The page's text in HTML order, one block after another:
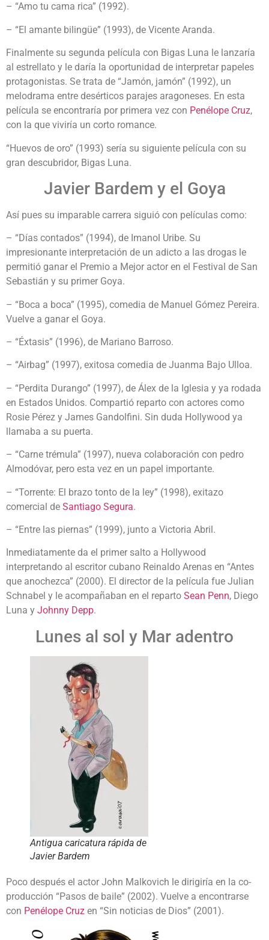
– “Amo tu cama rica” (1992).
– “El amante bilingüe” (1993), de Vicente Aranda.
Finalmente su segunda película con Bigas Luna le lanzaría
al estrellato y le daría la oportunidad de interpretar papeles
protagonistas. Se trata de “Jamón, jamón” (1992), un
melodrama entre desérticos parajes aragoneses. En esta
película se encontraría por primera vez con Penélope Cruz,
con la que viviría un corto romance.
“Huevos de oro” (1993) sería su siguiente película con su
gran descubridor, Bigas Luna.
Javier Bardem y el Goya
Así pues su imparable carrera siguió con películas como:
– “Días contados” (1994), de Imanol Uribe. Su
impresionante interpretación de un adicto a las drogas le
permitió ganar el Premio a Mejor actor en el Festival de San
Sebastián y su primer Goya.
– “Boca a boca” (1995), comedia de Manuel Gómez Pereira.
Vuelve a ganar el Goya.
– “Éxtasis” (1996), de Mariano Barroso.
– “Airbag” (1997), exitosa comedia de Juanma Bajo Ulloa.
– “Perdita Durango” (1997), de Álex de la Iglesia y ya rodada
en Estados Unidos. Compartió reparto con actores como
Rosie Pérez y James Gandolfini. Sin duda Hollywood ya
llamaba a su puerta.
– “Carne trémula” (1997), nueva colaboración con pedro
Almodóvar, pero esta vez en un papel importante.
– “Torrente: El brazo tonto de la ley” (1998), exitazo
comercial de Santiago Segura.
– “Entre las piernas” (1999), junto a Victoria Abril.
Inmediatamente da el primer salto a Hollywood
interpretando al escritor cubano Reinaldo Arenas en “Antes
que anochezca” (2000). El director de la película fue Julian
Schnabel y le acompañaban en el reparto Sean Penn, Diego
Luna y Johnny Depp.
Lunes al sol y Mar adentro
Antigua caricatura rápida de
Javier Bardem
Poco después el actor John Malkovich le dirigiría en la co-
producción “Pasos de baile” (2002). Vuelve a encontrarse
con Penélope Cruz en “Sin noticias de Dios” (2001).